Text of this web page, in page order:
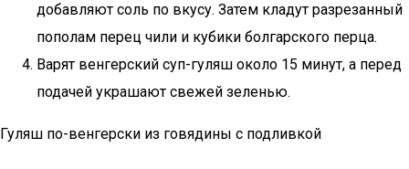
добавляют соль по вкусу. Затем кладут разрезанный
пополам перец чили и кубики болгарского перца.
Варят венгерский суп-гуляш около 15 минут, а перед
подачей украшают свежей зеленью.
Гуляш по-венгерски из говядины с подливкой